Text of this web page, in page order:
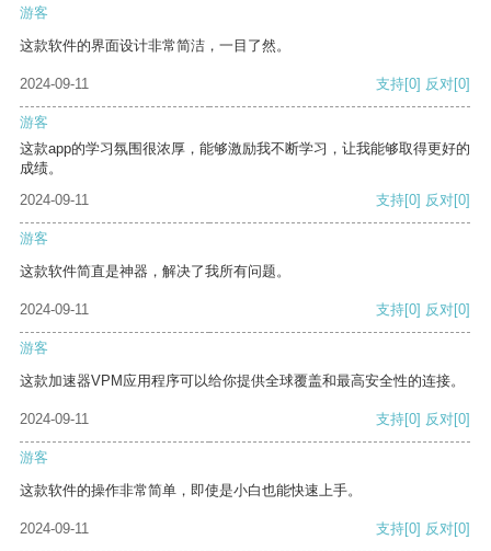
游客
这款软件的界面设计非常简洁，一目了然。
2024-09-11 支持[0] 反对[0]
游客
这款app的学习氛围很浓厚，能够激励我不断学习，让我能够取得更好的
成绩。
2024-09-11
支持[0] 反对[0]
游客
这款软件简直是神器，解决了我所有问题。
2024-09-11 支持[0] 反对[0]
游客
这款加速器VPM应用程序可以给你提供全球覆盖和最高安全性的连接。
2024-09-11 支持[0] 反对[0]
游客
这款软件的操作非常简单，即使是小白也能快速上手。
2024-09-11 支持[0] 反对[0]